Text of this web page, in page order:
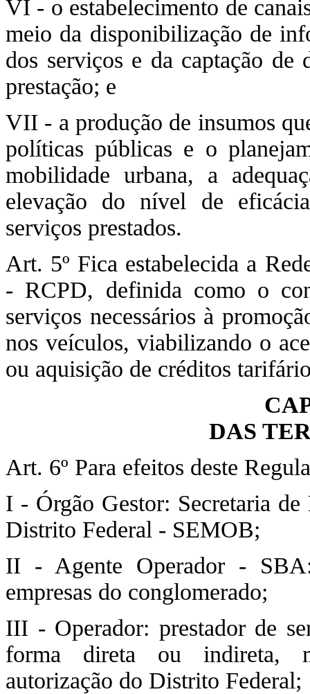
VI - o estabelecimento de
meio da disponibilização de
dos serviços e da captação de
prestação; e
VII - a produção de insumos
políticas públicas e o
mobilidade urbana, a
elevação do nível de
serviços prestados.
Art. 5º Fica estabelecida a
- RCPD, definida como o
serviços necessários à
nos veículos, viabilizando o
ou aquisição de créditos
DAS
Art. 6º Para efeitos deste
I - Órgão Gestor: Secretaria
Distrito Federal - SEMOB;
II - Agente Operador -
empresas do conglomerado;
III - Operador: prestador de
forma direta ou indireta,
autorização do Distrito Federal;